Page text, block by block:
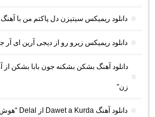
دانلود ریمیکس سیتیزن دل پاکتم من با
دانلود ریمیکس زیرو رو از دیجی آرین ای آر
دانلود آهنگ بشکن بشکنه جون بابا بشکن
زن”
دانلود آهنگ Dawet a Kurda از Delal “هوش مصنوعی کرد ترند اینستا”